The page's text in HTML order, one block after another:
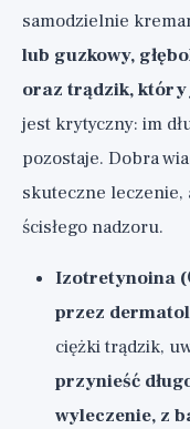
samodzielnie
lub guzkowy,
oraz trądzik,
jest krytyczny: im
pozostaje. Dobra
skuteczne leczenie,
ścisłego nadzoru.
Izotretynoina
przez
ciężki trądzik,
przynieść
wyleczenie, z